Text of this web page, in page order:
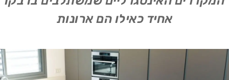
אחיד כאילו הם ארונות